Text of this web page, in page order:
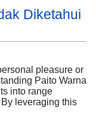
Diketahui
pleasure or
Paito Warna
into range
leveraging this